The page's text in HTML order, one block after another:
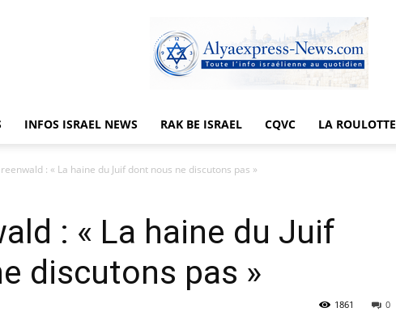
News
INFOS ISRAEL NEWS RAK BE ISRAEL CQVC LA ROULOTTE
: « La haine du Juif dont nous ne discutons pas »
: « La haine du Juif
discutons pas »
0
1861